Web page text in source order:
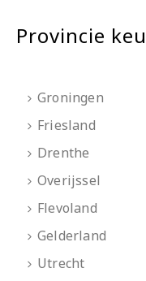
Provincie
Groningen
Friesland
Drenthe
Overijssel
Flevoland
Gelderland
Utrecht